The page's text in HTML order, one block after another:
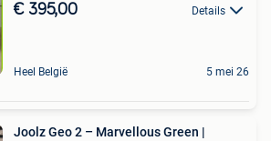
€ 395,00 Details
Heel België 5 mei 26
Joolz Geo 2 – Marvellous Green |